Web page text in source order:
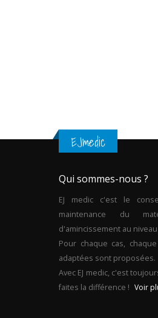
EJmedic
Qui sommes-nous ?
EJ medic c'est le
maintenance du
d'amincissement au
Pour chaque cas,
adaptées sont proposées.
Avec EJ medic, c'est
faites la différence ! Voir